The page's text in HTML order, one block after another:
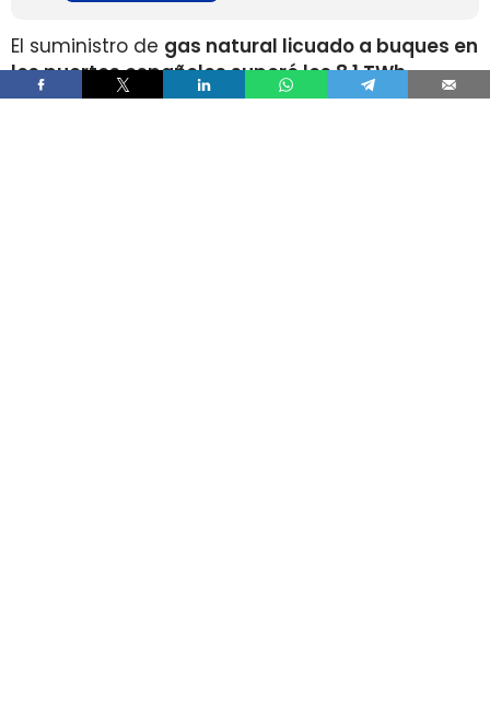
El suministro de gas natural licuado a buques en
los puertos españoles superó los 8,1 TWh
durante 2025, un volumen que multiplica por